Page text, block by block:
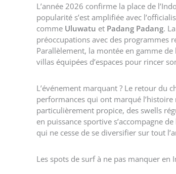
L’année 2026 confirme la place de
popularité s’est amplifiée avec
comme Uluwatu et Padang Padang.
préoccupations avec des programmes
Parallèlement, la montée en gamme de
villas équipées d’espaces pour rincer
L’événement marquant ? Le retour du
performances qui ont marqué
particulièrement propice, des swells
en puissance sportive s’accompagne
qui ne cesse de se diversifier sur tout
Les spots de surf à ne pas manquer en